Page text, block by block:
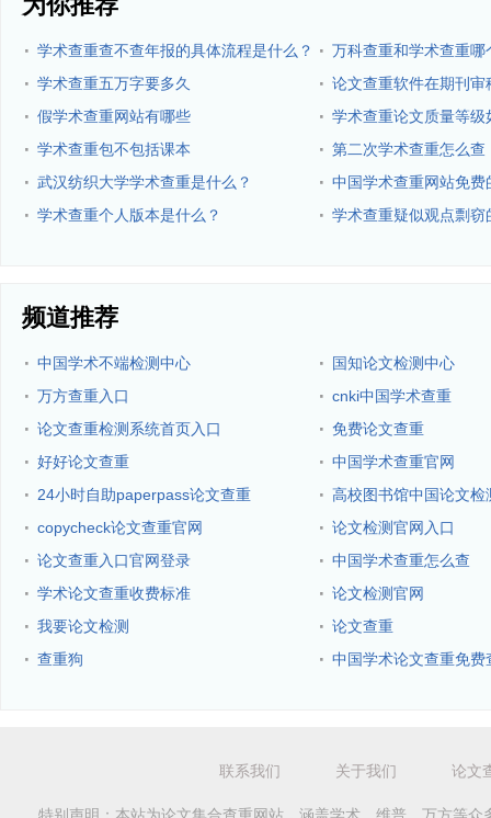
· 学术查重查不查年报的具体流程是什么？ · 万科查重和学术查重哪
· 学术查重五万字要多久 · 论文查重软件在期刊审
· 假学术查重网站有哪些 · 学术查重论文质量等级
· 学术查重包不包括课本 · 第二次学术查重怎么查
· 武汉纺织大学学术查重是什么？ · 中国学术查重网站免费
些？
· 学术查重个人版本是什么？ · 学术查重疑似观点剽窃
频道推荐
· 中国学术不端检测中心 · 国知论文检测中心
· 万方查重入口 · cnki中国学术查重
· 论文查重检测系统首页入口 · 免费论文查重
· 好好论文查重 · 中国学术查重官网
· 24小时自助paperpass论文查重 · 高校图书馆中国论文检
· copycheck论文查重官网 · 论文检测官网入口
· 论文查重入口官网登录 · 中国学术查重怎么查
· 学术论文查重收费标准 · 论文检测官网
· 我要论文检测 · 论文查重
· 查重狗 · 中国学术论文查重免费
联系我们 关于我们 论文